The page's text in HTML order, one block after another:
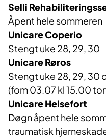
Selli
Åpent hele sommeren
UnicareCoperio
Stengt uke 28, 29, 30
UnicareRøros
Stengt uke 28, 29, 30
(fom03.07 kl15.00
UnicareHelsefort
Døgn åpent hele
traumatisk